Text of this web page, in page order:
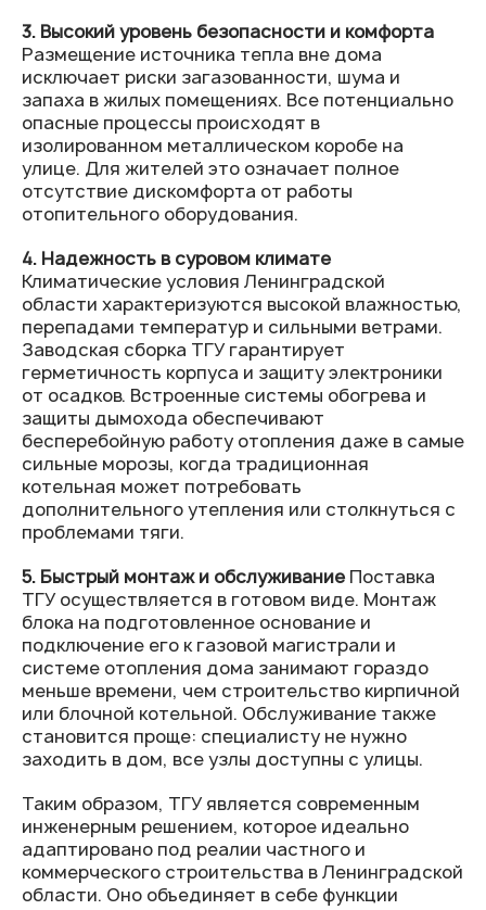
3. Высокий уровень безопасности и комфорта
Размещение источника тепла вне дома
исключает риски загазованности, шума и
запаха в жилых помещениях. Все потенциально
опасные процессы происходят в
изолированном металлическом коробе на
улице. Для жителей это означает полное
отсутствие дискомфорта от работы
отопительного оборудования.
4. Надежность в суровом климате
Климатические условия Ленинградской
области характеризуются высокой влажностью,
перепадами температур и сильными ветрами.
Заводская сборка ТГУ гарантирует
герметичность корпуса и защиту электроники
от осадков. Встроенные системы обогрева и
защиты дымохода обеспечивают
бесперебойную работу отопления даже в самые
сильные морозы, когда традиционная
котельная может потребовать
дополнительного утепления или столкнуться с
проблемами тяги.
5. Быстрый монтаж и обслуживаниеПоставка
ТГУ осуществляется в готовом виде. Монтаж
блока на подготовленное основание и
подключение его к газовой магистрали и
системе отопления дома занимают гораздо
меньше времени, чем строительство кирпичной
или блочной котельной. Обслуживание также
становится проще: специалисту не нужно
заходить в дом, все узлы доступны с улицы.
Таким образом, ТГУ является современным
инженерным решением, которое идеально
адаптировано под реалии частного и
коммерческого строительства в Ленинградской
области. Оно объединяет в себе функции